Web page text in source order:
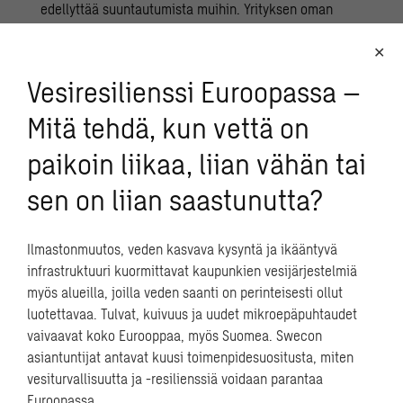
edellyttää suuntautumista muihin. Yrityksen oman
Yritykset tuottavat yhteiskunnalle monenlaista arvoa –
työpaikkoja, palveluita, luottamusta ja vakautta.
Filosofi Amartya Senin ajattelua mukaillen voidaan
sanoa, että yritysten kriisinhallinta ja häiriönsietokyky
voivat parantaa yhteiskunnan toimivuutta, ja monien
huoltovarmuutta.
Yritykset voivat myös olla haavoittuvuuksien lähteitä.
Esimerkiksi Vastaamo-tapaus osoitti, kuinka
yksittäinen organisaatio voi altistaa laajemman
yhteiskunnan merkittäville riskeille. Tältäkin osin
yrityksen toiminnan turvaaminen on moraalisesti
perusteltua.
Vesiresilienssi Euroopassa –
Mitä tehdä, kun vettä on
paikoin liikaa, liian vähän tai
sen on liian saastunutta?
Ilmastonmuutos, veden kasvava kysyntä ja ikääntyvä
infrastruktuuri kuormittavat kaupunkien vesijärjestelmiä
myös alueilla, joilla veden saanti on perinteisesti ollut
luotettavaa. Tulvat, kuivuus ja uudet mikroepäpuhtaudet
vaivaavat koko Eurooppaa, myös Suomea. Swecon
asiantuntijat antavat kuusi toimenpidesuositusta, miten
vesiturvallisuutta ja -resilienssiä voidaan parantaa